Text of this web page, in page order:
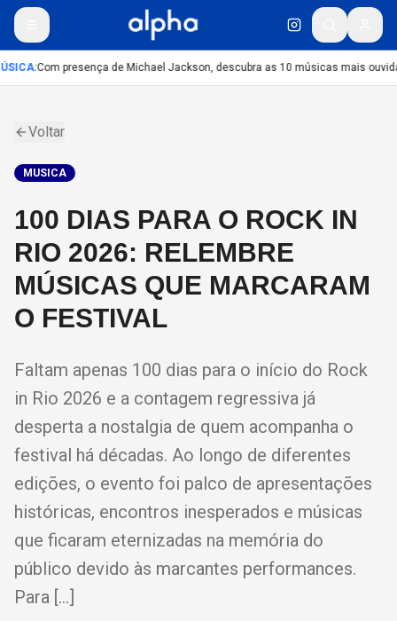
:Com presença de Michael Jackson, descubra as 10 músicas mais
Voltar
MUSICA
100 DIAS PARA O ROCK IN
RIO 2026: RELEMBRE
MÚSICAS QUE MARCARAM
O FESTIVAL
Faltam apenas 100 dias para o início do Rock
in Rio 2026 e a contagem regressiva já
desperta a nostalgia de quem acompanha o
festival há décadas. Ao longo de diferentes
edições, o evento foi palco de apresentações
históricas, encontros inesperados e músicas
que ficaram eternizadas na memória do
público devido às marcantes performances.
Para […]